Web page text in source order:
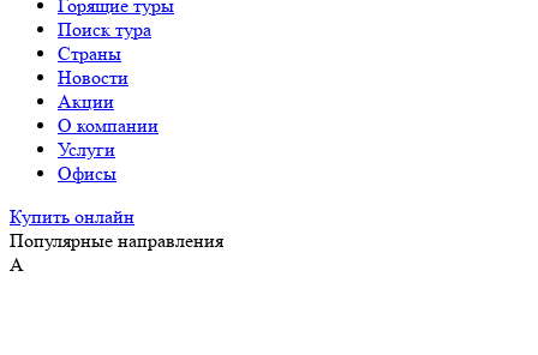
Горящие туры
Поиск тура
Страны
Новости
Акции
О компании
Услуги
Офисы
Купить онлайн
Популярные направления
А